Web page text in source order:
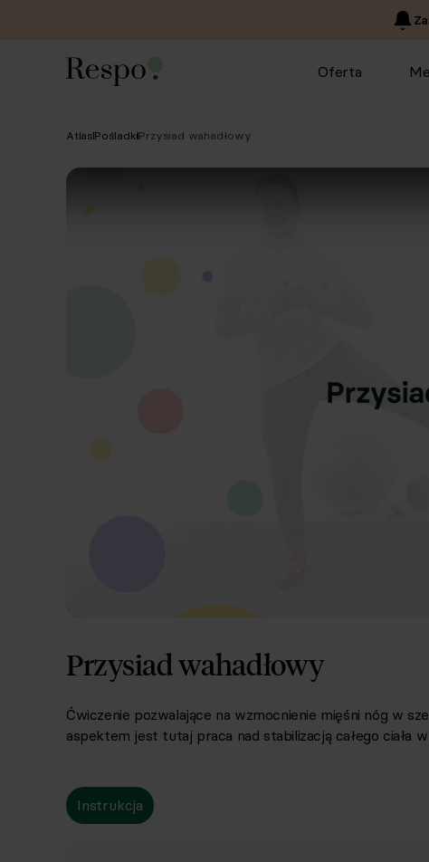
Oferta
Atlas PośladkiPrzysiad wahadłowy
Przysiad wahadłowy
Ćwiczenie pozwalające na wzmocnienie mięśni nóg w
aspektem jest tutaj praca nad stabilizacją całego ciała
Instrukcja